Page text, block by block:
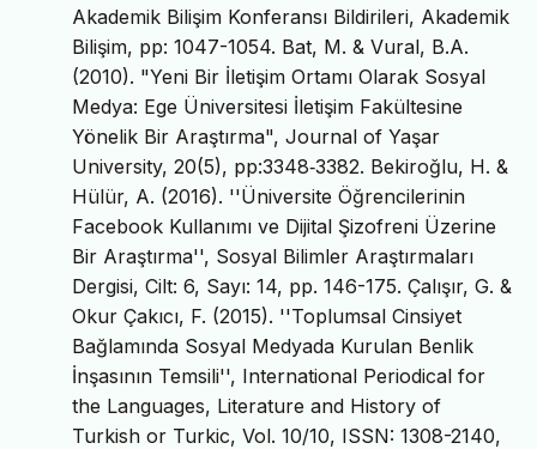
Akademik Bilişim Konferansı Bildirileri, Akademik
Bilişim, pp: 1047-1054. Bat, M. & Vural, B.A.
(2010). "Yeni Bir İletişim Ortamı Olarak Sosyal
Medya: Ege Üniversitesi İletişim Fakültesine
Yönelik Bir Araştırma", Journal of Yaşar
University, 20(5), pp:3348‐3382. Bekiroğlu, H. &
Hülür, A. (2016). ''Üniversite Öğrencilerinin
Facebook Kullanımı ve Dijital Şizofreni Üzerine
Bir Araştırma'', Sosyal Bilimler Araştırmaları
Dergisi, Cilt: 6, Sayı: 14, pp. 146-175. Çalışır, G. &
Okur Çakıcı, F. (2015). ''Toplumsal Cinsiyet
Bağlamında Sosyal Medyada Kurulan Benlik
İnşasının Temsili'', International Periodical for
the Languages, Literature and History of
Turkish or Turkic, Vol. 10/10, ISSN: 1308-2140,